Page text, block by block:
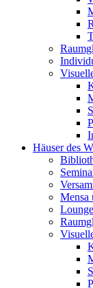
Häuser des
Mensa